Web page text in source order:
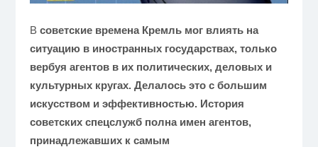
В советские времена Кремль мог влиять на
ситуацию в иностранных государствах, только
вербуя агентов в их политических, деловых и
культурных кругах. Делалось это с большим
искусством и эффективностью. История
советских спецслужб полна имен агентов,
принадлежавших к самым